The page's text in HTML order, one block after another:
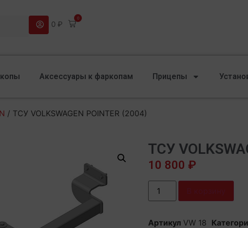
0 ₽
0
Аксессуары к фаркопам Прицепы
/ ТСУ VOLKSWAGEN POINTER (2004)
ТСУ
10 800 ₽
Артикул VW 18